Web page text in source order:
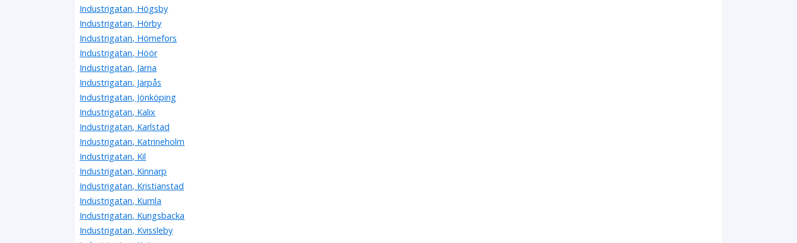
Industrigatan, Högsby
Industrigatan, Hörby
Industrigatan, Hörnefors
Industrigatan, Höör
Industrigatan, Järna
Industrigatan, Järpås
Industrigatan, Jönköping
Industrigatan, Kalix
Industrigatan, Karlstad
Industrigatan, Katrineholm
Industrigatan, Kil
Industrigatan, Kinnarp
Industrigatan, Kristianstad
Industrigatan, Kumla
Industrigatan, Kungsbacka
Industrigatan, Kvissleby